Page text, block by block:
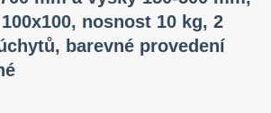
nosnost 10 kg, 2
barevné provedení